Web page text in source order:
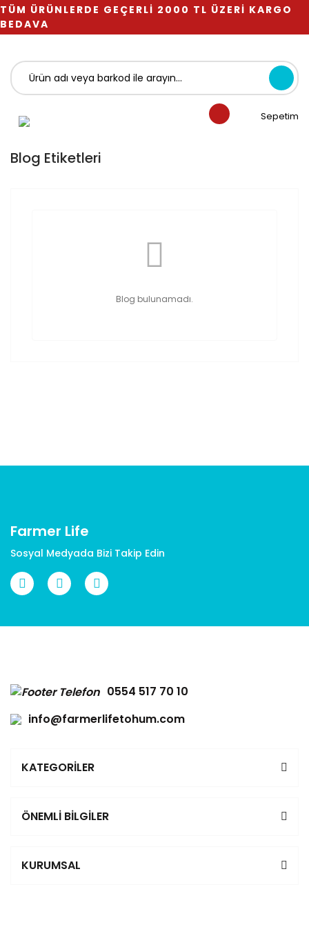
TÜM ÜRÜNLERDE GEÇERLİ 2000 TL ÜZERİ KARGO
BEDAVA
Sepetim
Blog Etiketleri
Blog bulunamadı.
Farmer Life
Sosyal Medyada Bizi Takip Edin
0554 517 70 10
info@farmerlifetohum.com
KATEGORİLER
ÖNEMLİ BİLGİLER
KURUMSAL